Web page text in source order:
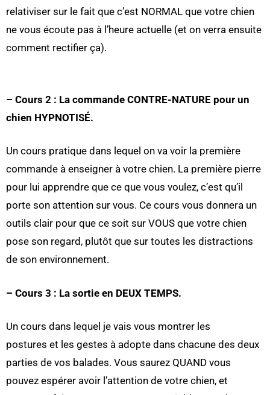
relativiser sur le fait que c’est NORMAL que votre chien
ne vous écoute pas à l’heure actuelle (et on verra ensuite
comment rectifier ça).
– Cours 2 : La commande CONTRE-NATURE pour un
chien HYPNOTISÉ.
Un cours pratique dans lequel on va voir la première
commande à enseigner à votre chien. La première pierre
pour lui apprendre que ce que vous voulez, c’est qu’il
porte son attention sur vous. Ce cours vous donnera un
outils clair pour que ce soit sur VOUS que votre chien
pose son regard, plutôt que sur toutes les distractions
de son environnement.
– Cours 3 : La sortie en DEUX TEMPS.
Un cours dans lequel je vais vous montrer les
postures et les gestes à adopte dans chacune des deux
parties de vos balades. Vous saurez QUAND vous
pouvez espérer avoir l’attention de votre chien, et